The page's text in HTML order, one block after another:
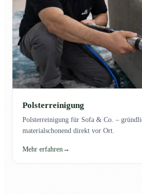
Polsterreinigung
Polsterreinigung für Sofa & Co. –
materialschonend direkt vor Ort.
Mehr erfahren→